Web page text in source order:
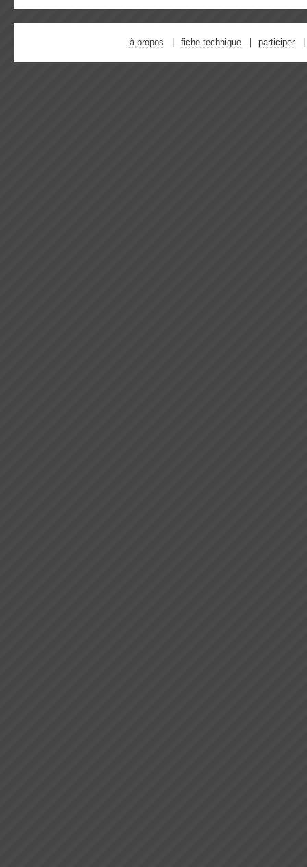
à propos fiche technique participer